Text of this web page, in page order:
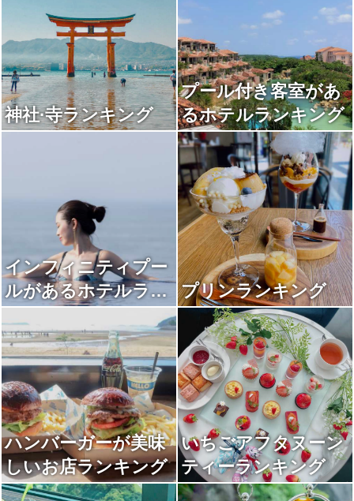
神社·寺ランキング
プール付き客室があ
るホテルランキング
インフィニティプー
ルがあるホテルラン
プリンランキング
ハンバーガーが美味
しいお店ランキング
いちごアフタヌーン
ティーランキング